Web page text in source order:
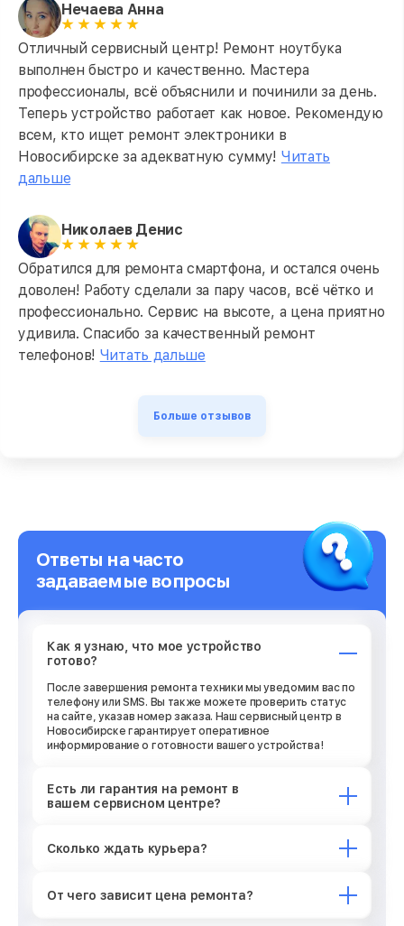
Нечаева Анна
Отличный сервисный центр! Ремонт ноутбука
выполнен быстро и качественно. Мастера
профессионалы, всё объяснили и починили за день.
Теперь устройство работает как новое. Рекомендую
всем, кто ищет ремонт электроники в
Новосибирске за адекватную сумму! Читать
дальше
Николаев Денис
Обратился для ремонта смартфона, и остался очень
доволен! Работу сделали за пару часов, всё чётко и
профессионально. Сервис на высоте, а цена приятно
удивила. Спасибо за качественный ремонт
телефонов! Читать дальше
Больше отзывов
Ответы на часто
задаваемые вопросы
Как я узнаю, что мое устройство
готово?
После завершения ремонта техники мы уведомим вас по
телефону или SMS. Вы также можете проверить статус
на сайте, указав номер заказа. Наш сервисный центр в
Новосибирске гарантирует оперативное
информирование о готовности вашего устройства!
Есть ли гарантия на ремонт в
вашем сервисном центре?
Сколько ждать курьера?
От чего зависит цена ремонта?